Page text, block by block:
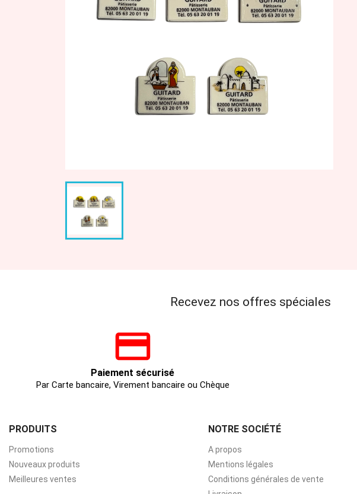
Recevez nos offres spéciales
Paiement sécurisé
Par Carte bancaire, Virement bancaire ou Chèque
PRODUITS
Promotions
Nouveaux produits
Meilleures ventes
NOTRE SOCIÉTÉ
A propos
Mentions légales
Conditions générales de vente